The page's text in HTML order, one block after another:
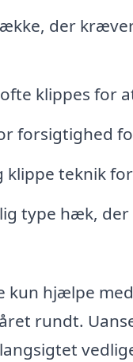
der
klippes for
forsigtighed
teknik
type hæk,
kun hjælpe
rundt.